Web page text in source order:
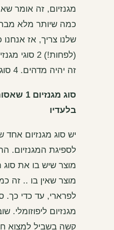
מגנזיום, זה אומר
כמה שיותר מלא
שלנו צריך, אז
זה יהיה מדהים. 4 סוגים … לחטוף!
סוג
בלעדיו
יש סוג מגנזיום
לספיגת המגנזיום.
מוצר שיש בו את סוג
מוצר שאין בו .. זה
לפרארי, עד כדי כך.
מגנזיום ליפוזומלי.
קשה בשביל למצוא